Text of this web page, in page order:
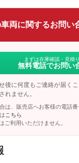
：装
ルー
：装
：装
車両に関するお問い
まずは在庫確認・見積
無料電話でお問い
後に何度もご連絡が届く
れません。
は、販売店へお客様の電話
こちら
ご利用いただけません。